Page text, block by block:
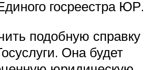
госреестра ЮР.
подобную справку
Она будет